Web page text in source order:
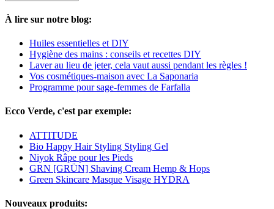
À lire sur notre blog:
Huiles essentielles et DIY
Hygiène des mains : conseils et recettes DIY
Laver au lieu de jeter, cela vaut aussi pendant les règles !
Vos cosmétiques-maison avec La Saponaria
Programme pour sage-femmes de Farfalla
Ecco Verde, c'est par exemple:
ATTITUDE
Bio Happy Hair Styling Styling Gel
Niyok Râpe pour les Pieds
GRN [GRÜN] Shaving Cream Hemp & Hops
Green Skincare Masque Visage HYDRA
Nouveaux produits: